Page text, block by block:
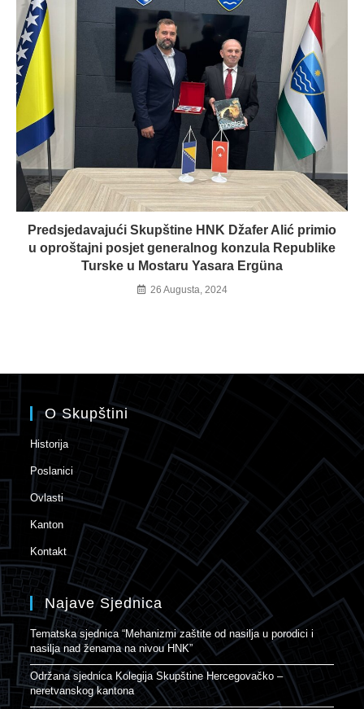
Predsjedavajući Skupštine HNK Džafer Alić primio
u oproštajni posjet generalnog konzula Republike
Turske u Mostaru Yasara Ergüna
26 Augusta, 2024
O Skupštini
Historija
Poslanici
Ovlasti
Kanton
Kontakt
Najave Sjednica
Tematska sjednica “Mehanizmi zaštite od nasilja u porodici i
nasilja nad ženama na nivou HNK”
Održana sjednica Kolegija Skupštine Hercegovačko –
neretvanskog kantona